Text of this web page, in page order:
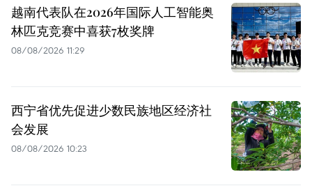
越南代表队在2026年国际人工智能奥
林匹克竞赛中喜获7枚奖牌
08/08/2026 11:29
西宁省优先促进少数民族地区经济社
会发展
08/08/2026 10:23